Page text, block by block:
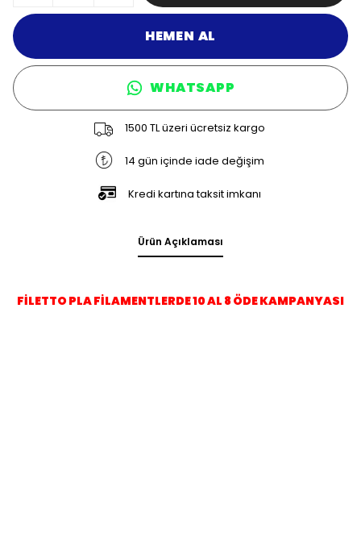
HEMEN AL
WHATSAPP
1500 TL üzeri ücretsiz kargo
14 gün içinde iade değişim
Kredi kartına taksit imkanı
Ürün Açıklaması
FİLETTO PLA FİLAMENTLERDE 10 AL 8 ÖDE KAMPANYASI